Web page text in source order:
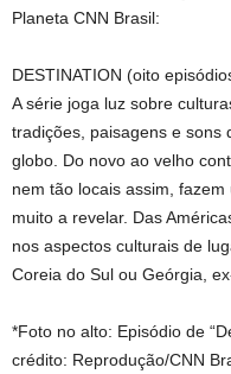
Planeta CNN Brasil:
DESTINATION (oito
A série joga luz sobre
tradições, paisagens e sons
globo. Do novo ao velho
nem tão locais assim,
muito a revelar. Das
nos aspectos culturais de
Coreia do Sul ou Geórgia,
*Foto no alto: Episódio de
crédito: Reprodução/CNN